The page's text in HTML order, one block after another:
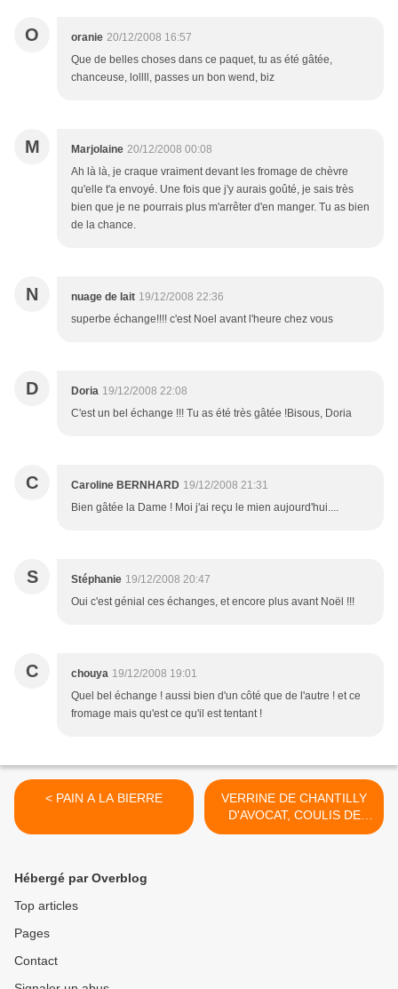
O oranie 20/12/2008 16:57
Que de belles choses dans ce paquet, tu as été gâtée,
chanceuse, lollll, passes un bon wend, biz
M Marjolaine 20/12/2008 00:08
Ah là là, je craque vraiment devant les fromage de chèvre
qu'elle t'a envoyé. Une fois que j'y aurais goûté, je sais très
bien que je ne pourrais plus m'arrêter d'en manger. Tu as bien
de la chance.
N nuage de lait 19/12/2008 22:36
superbe échange!!!! c'est Noel avant l'heure chez vous
D Doria 19/12/2008 22:08
C'est un bel échange !!! Tu as été très gâtée !Bisous, Doria
C Caroline BERNHARD 19/12/2008 21:31
Bien gâtée la Dame ! Moi j'ai reçu le mien aujourd'hui....
S Stéphanie 19/12/2008 20:47
Oui c'est génial ces échanges, et encore plus avant Noël !!!
C chouya 19/12/2008 19:01
Quel bel échange ! aussi bien d'un côté que de l'autre ! et ce
fromage mais qu'est ce qu'il est tentant !
< PAIN A LA BIERRE
VERRINE DE CHANTILLY
D'AVOCAT, COULIS DE
TOMATE AU BASILIC ET
Hébergé par Overblog
Top articles
Pages
Contact